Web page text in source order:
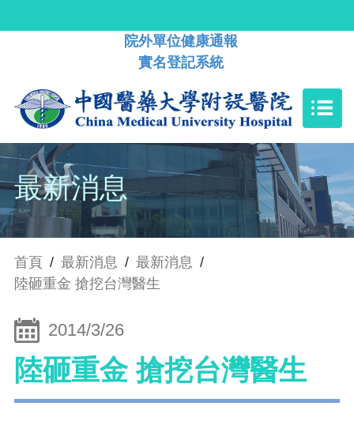
院外單位健康通報
實名登記系統
最新消息
首頁 / 最新消息 / 最新消息 /
陸砸重金 搶挖台灣醫生
2014/3/26
陸砸重金 搶挖台灣醫生